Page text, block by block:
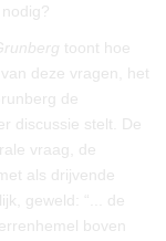
toont hoe
deze vragen, het
de
discussie stelt. De
vraag, de
als drijvende
geweld: “... de
boven